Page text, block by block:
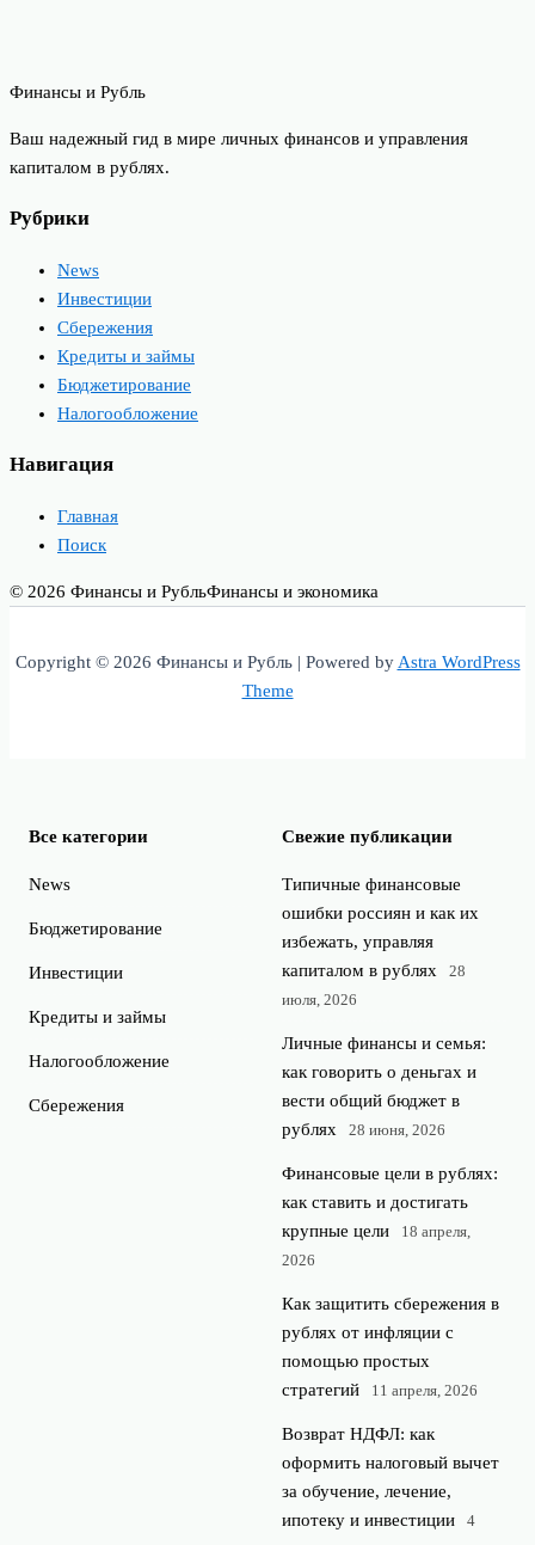
Финансы и Рубль
Ваш надежный гид в мире личных финансов и управления
капиталом в рублях.
Рубрики
News
Инвестиции
Сбережения
Кредиты и займы
Бюджетирование
Налогообложение
Навигация
Главная
Поиск
© 2026 Финансы и РубльФинансы и экономика
Copyright © 2026 Финансы и Рубль | Powered byAstra WordPress
Theme
Все категории
News
Бюджетирование
Инвестиции
Кредиты и займы
Налогообложение
Сбережения
Свежие публикации
Типичные финансовые
ошибки россиян и как их
избежать, управляя
капиталом в рублях
28
июля, 2026
Личные финансы и семья:
как говорить о деньгах и
вести общий бюджет в
рублях
28 июня, 2026
Финансовые цели в рублях:
как ставить и достигать
крупные цели
18 апреля,
2026
Как защитить сбережения в
рублях от инфляции с
помощью простых
стратегий
11 апреля, 2026
Возврат НДФЛ: как
оформить налоговый вычет
за обучение, лечение,
ипотеку и инвестиции
4